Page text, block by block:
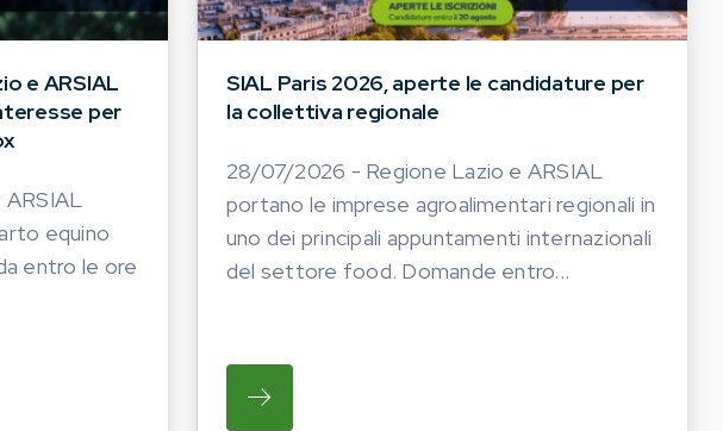
FIERISTICHE DEL PROSSIMO ANNO. LE AZIENDE
e ARSIAL
per
equino
entro le ore
INVITANO GLI OPERATORI DEL COMPARTO EQUINO REGIONALE
SIAL Paris 2026, aperte le candidature per
la collettiva regionale
28/07/2026 - Regione Lazio e ARSIAL
portano le imprese agroalimentari regionali in
uno dei principali appuntamenti internazionali
del settore food. Domande entro...
SU REGIONE LAZIO E ARSIAL PORTANO LE